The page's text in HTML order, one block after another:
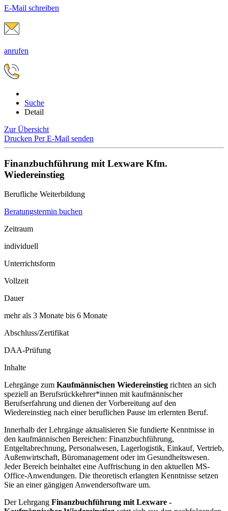
E-Mail schreiben
anrufen
Suche
Detail
Zur Übersicht
Drucken Per E-Mail senden
Finanzbuchführung mit Lexware Kfm.
Wiedereinstieg
Berufliche Weiterbildung
Beratungstermin buchen
Zeitraum
individuell
Unterrichtsform
Vollzeit
Dauer
mehr als 3 Monate bis 6 Monate
Abschluss/Zertifikat
DAA-Prüfung
Inhalte
Lehrgänge zum Kaufmännischen Wiedereinstieg richten an sich
speziell an Berufsrückkehrer*innen mit kaufmännischer
Berufserfahrung und dienen der Vorbereitung auf den
Wiedereinstieg nach einer beruflichen Pause im erlernten Beruf.
Innerhalb der Lehrgänge aktualisieren Sie fundierte Kenntnisse in
den kaufmännischen Bereichen: Finanzbuchführung,
Entgeltabrechnung, Personalwesen, Lagerlogistik, Einkauf, Vertrieb,
Außenwirtschaft, Büromanagement oder im Gesundheitswesen.
Jeder Bereich beinhaltet eine Auffrischung in den aktuellen MS-
Office-Anwendungen. Die theoretisch erlangten Kenntnisse setzen
Sie an einer gängigen Anwendersoftware um.
Der Lehrgang Finanzbuchführung mit Lexware -